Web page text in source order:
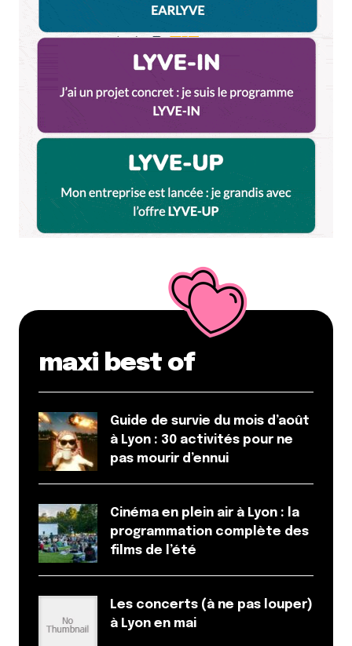
maxi best of
Guide de survie du mois d’août
à Lyon : 30 activités pour ne
pas mourir d’ennui
Cinéma en plein air à Lyon : la
programmation complète des
films de l’été
Les concerts (à ne pas louper)
à Lyon en mai